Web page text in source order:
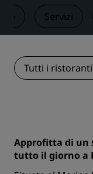
Servizi
Tutti i
Approfitta di un
tutto il giorno a